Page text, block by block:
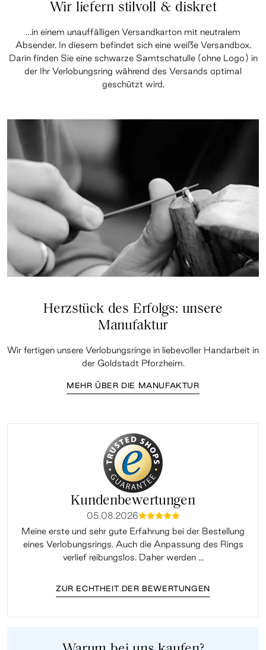
Wir liefern stilvoll & diskret
…in einem unauffälligen Versandkarton mit neutralem
Absender. In diesem befindet sich eine weiße Versandbox.
Darin finden Sie eine schwarze Samtschatulle (ohne Logo) in
der Ihr Verlobungsring während des Versands optimal
geschützt wird.
Herzstück des Erfolgs: unsere
Manufaktur
Wir fertigen unsere Verlobungsringe in liebevoller Handarbeit in
der Goldstadt Pforzheim.
MEHR ÜBER DIE MANUFAKTUR
Kundenbewertungen
05.08.2026mmmmm
Meine erste und sehr gute Erfahrung bei der Bestellung
eines Verlobungsrings. Auch die Anpassung des Rings
verlief reibungslos. Daher werden ...
ZUR ECHTHEIT DER BEWERTUNGEN